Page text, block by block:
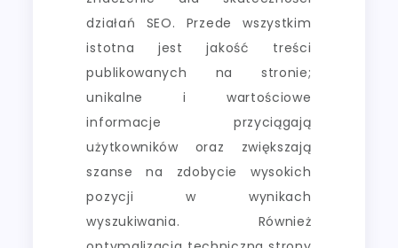
działań SEO. Przede wszystkim
istotna jest jakość treści
publikowanych na stronie;
unikalne i wartościowe
informacje przyciągają
użytkowników oraz zwiększają
szanse na zdobycie wysokich
pozycji w wynikach
wyszukiwania. Również